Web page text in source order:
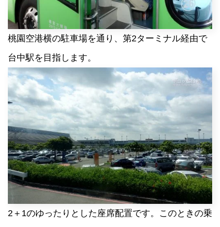
桃園空港横の駐車場を通り、第2ターミナル経由で
台中駅を目指します。
2＋1のゆったりとした座席配置です。このときの乗